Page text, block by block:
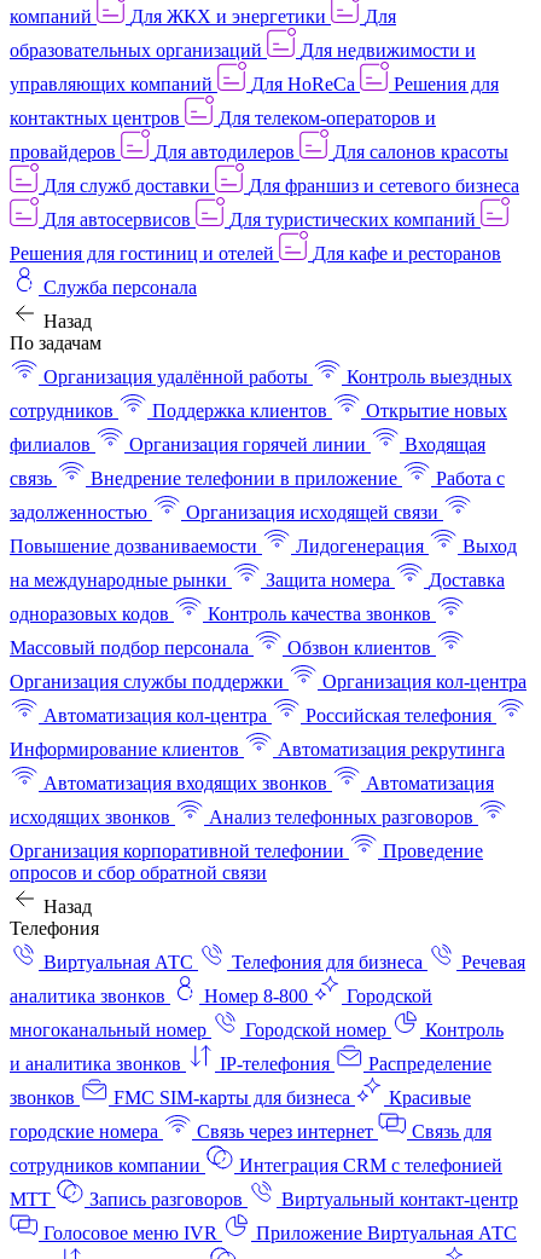
компаний
Для ЖКХ и энергетики
Для
образовательных организаций
Для недвижимости и
управляющих компаний
Для HoReCa
Решения для
контактных центров
Для телеком-операторов и
провайдеров
Для автодилеров
Для салонов красоты
Для служб доставки
Для франшиз и сетевого бизнеса
Для автосервисов
Для туристических компаний
Решения для гостиниц и отелей
Для кафе и ресторанов
Служба персонала
Назад
По задачам
Организация удалённой работы
Контроль выездных
сотрудников
Поддержка клиентов
Открытие новых
филиалов
Организация горячей линии
Входящая
связь
Внедрение телефонии в приложение
Работа с
задолженностью
Организация исходящей связи
Повышение дозваниваемости
Лидогенерация
Выход
на международные рынки
Защита номера
Доставка
одноразовых кодов
Контроль качества звонков
Массовый подбор персонала
Обзвон клиентов
Организация службы поддержки
Организация кол-центра
Автоматизация кол-центра
Российская телефония
Информирование клиентов
Автоматизация рекрутинга
Автоматизация входящих звонков
Автоматизация
исходящих звонков
Анализ телефонных разговоров
Организация корпоративной телефонии
Проведение
опросов и сбор обратной связи
Назад
Телефония
Виртуальная АТС
Телефония для бизнеса
Речевая
аналитика звонков
Номер 8-800
Городской
многоканальный номер
Городской номер
Контроль
и аналитика звонков
IP-телефония
Распределение
звонков
FMC SIM-карты для бизнеса
Красивые
городские номера
Связь через интернет
Связь для
сотрудников компании
Интеграция CRM с телефонией
МТТ
Запись разговоров
Виртуальный контакт‑центр
Голосовое меню IVR
Приложение Виртуальная АТС